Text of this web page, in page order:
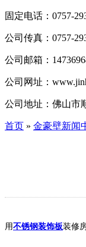
固定电话： 0757-
公司传真： 0757-
公司邮箱：
公司网址：
公司地址： 佛山市
首页 » 金豪壁新闻
用不锈钢装饰板装修